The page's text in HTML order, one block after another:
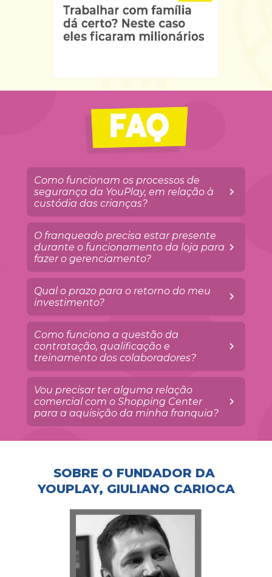
Como funcionam os processos de
segurança da YouPlay, em relação à
custódia das crianças?
O franqueado precisa estar presente
durante o funcionamento da loja para
fazer o gerenciamento?
Qual o prazo para o retorno do meu
investimento?
Como funciona a questão da
contratação, qualificação e
treinamento dos colaboradores?
Vou precisar ter alguma relação
comercial com o Shopping Center
para a aquisição da minha franquia?
SOBRE O FUNDADOR DA
YOUPLAY, GIULIANO CARIOCA